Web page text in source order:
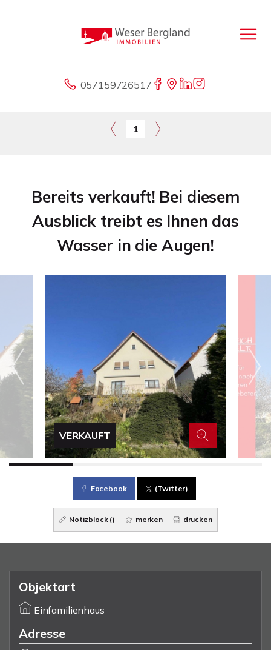
057159726517
1
Bereits verkauft! Bei diesem
Ausblick treibt es Ihnen das
Wasser in die Augen!
VERKAUFT
Facebook (Twitter)
Notizblock () merken drucken
Objektart
Einfamilienhaus
Adresse